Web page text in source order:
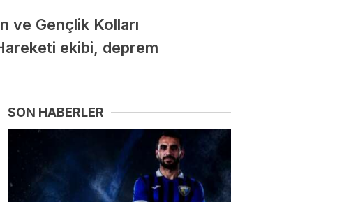
ve Gençlik Kolları
ekibi, deprem
SON HABERLER